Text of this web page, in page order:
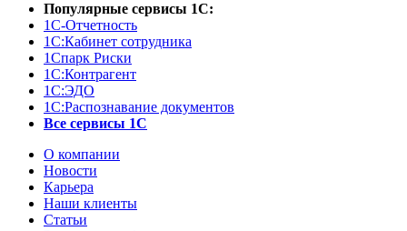
Популярные сервисы 1С:
1С-Отчетность
1С:Кабинет сотрудника
1Спарк Риски
1С:Контрагент
1С:ЭДО
1С:Распознавание документов
Все сервисы 1С
О компании
Новости
Карьера
Наши клиенты
Статьи